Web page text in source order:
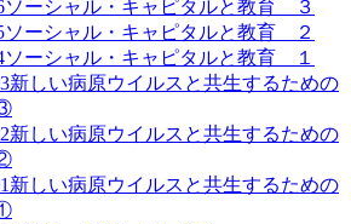
ソーシャル・キャピタルと教育 ３
ソーシャル・キャピタルと教育 ２
ソーシャル・キャピタルと教育 １
新しい病原ウイルスと共生するための
新しい病原ウイルスと共生するための
新しい病原ウイルスと共生するための